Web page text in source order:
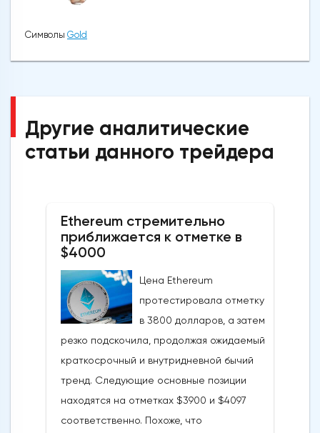
Символы Gold
Другие аналитические
статьи данного трейдера
Ethereum стремительно
приближается к отметке в
$4000
Цена Ethereum
протестировала отметку
в 3800 долларов, а затем
резко подскочила, продолжая ожидаемый
краткосрочный и внутридневной бычий
тренд. Следующие основные позиции
находятся на отметках $3900 и $4097
соответственно. Похоже, что